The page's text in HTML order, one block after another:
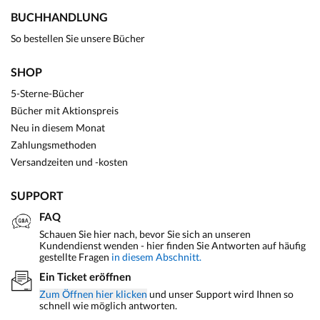
BUCHHANDLUNG
So bestellen Sie unsere Bücher
SHOP
5-Sterne-Bücher
Bücher mit Aktionspreis
Neu in diesem Monat
Zahlungsmethoden
Versandzeiten und -kosten
SUPPORT
FAQ
Schauen Sie hier nach, bevor Sie sich an unseren
Kundendienst wenden - hier finden Sie Antworten auf häufig
gestellte Fragen in diesem Abschnitt.
Ein Ticket eröffnen
Zum Öffnen hier klicken und unser Support wird Ihnen so
schnell wie möglich antworten.